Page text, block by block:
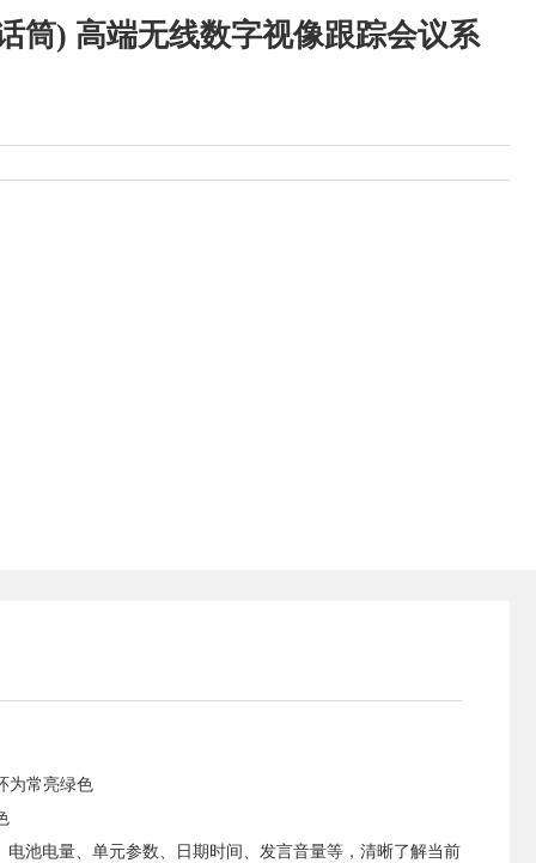
筒) 高端无线数字视像跟踪会议系
为常亮绿色
池电量、单元参数、日期时间、发言音量等，清晰了解当前